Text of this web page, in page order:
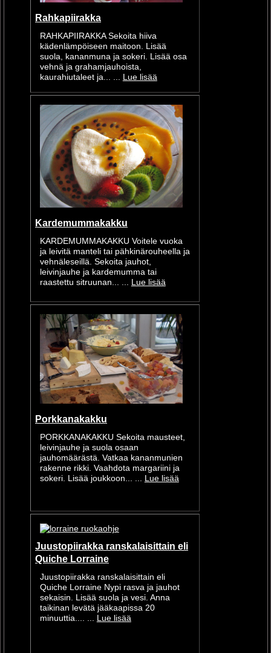
Rahkapiirakka
RAHKAPIIRAKKA Sekoita hiiva
kädenlämpöiseen maitoon. Lisää
suola, kananmuna ja sokeri. Lisää osa
vehnä ja grahamjauhoista,
kaurahiutaleet ja... ... Lue lisää
Kardemummakakku
KARDEMUMMAKAKKU Voitele vuoka
ja leivitä manteli tai pähkinärouheella ja
vehnäleseillä. Sekoita jauhot,
leivinjauhe ja kardemumma tai
raastettu sitruunan... ... Lue lisää
Porkkanakakku
PORKKANAKAKKU Sekoita mausteet,
leivinjauhe ja suola osaan
jauhomäärästä. Vatkaa kananmunien
rakenne rikki. Vaahdota margariini ja
sokeri. Lisää joukkoon... ... Lue lisää
Juustopiirakka ranskalaisittain eli
Quiche Lorraine
Juustopiirakka ranskalaisittain eli
Quiche Lorraine Nypi rasva ja jauhot
sekaisin. Lisää suola ja vesi. Anna
taikinan levätä jääkaapissa 20
minuuttia.... ... Lue lisää